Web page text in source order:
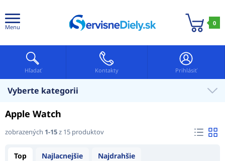
Menu
0
Hľadať Kontakty Prihlásiť
Vyberte kategorii
Apple Watch
zobrazených 1-15z 15 produktov
Top Najlacnejšie Najdrahšie